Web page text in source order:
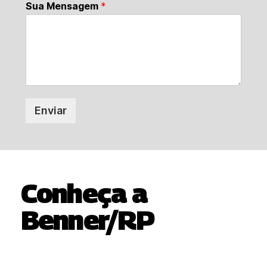
Sua Mensagem *
Enviar
Conheça a
Benner/RP